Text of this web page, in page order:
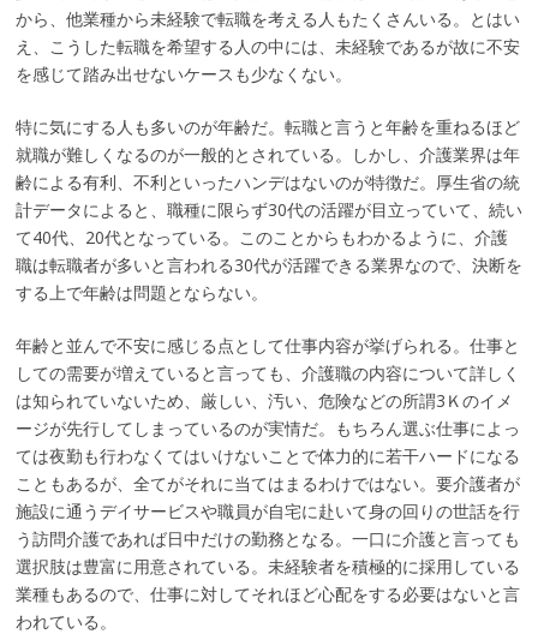
ン
ツ
へ
動
から、他業種から未経験で転職を考える人もたくさんいる。とはい
え、こうした転職を希望する人の中には、未経験であるが故に不安
を感じて踏み出せないケースも少なくない。
特に気にする人も多いのが年齢だ。転職と言うと年齢を重ねるほど
就職が難しくなるのが一般的とされている。しかし、介護業界は年
齢による有利、不利といったハンデはないのが特徴だ。厚生省の統
計データによると、職種に限らず30代の活躍が目立っていて、続い
て40代、20代となっている。このことからもわかるように、介護
職は転職者が多いと言われる30代が活躍できる業界なので、決断を
する上で年齢は問題とならない。
年齢と並んで不安に感じる点として仕事内容が挙げられる。仕事と
しての需要が増えていると言っても、介護職の内容について詳しく
は知られていないため、厳しい、汚い、危険などの所謂3Ｋのイメ
ージが先行してしまっているのが実情だ。もちろん選ぶ仕事によっ
ては夜勤も行わなくてはいけないことで体力的に若干ハードになる
こともあるが、全てがそれに当てはまるわけではない。要介護者が
施設に通うデイサービスや職員が自宅に赴いて身の回りの世話を行
う訪問介護であれば日中だけの勤務となる。一口に介護と言っても
選択肢は豊富に用意されている。未経験者を積極的に採用している
業種もあるので、仕事に対してそれほど心配をする必要はないと言
われている。